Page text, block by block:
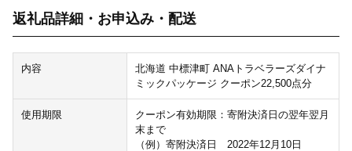
返礼品詳細・お申込み・配送
内容
北海道 中標津町 ANAトラベラーズダイナ
ミックパッケージ クーポン22,500点分
使用期限
クーポン有効期限：寄附決済日の翌年翌月
末まで
（例）寄附決済日 2022年12月10日